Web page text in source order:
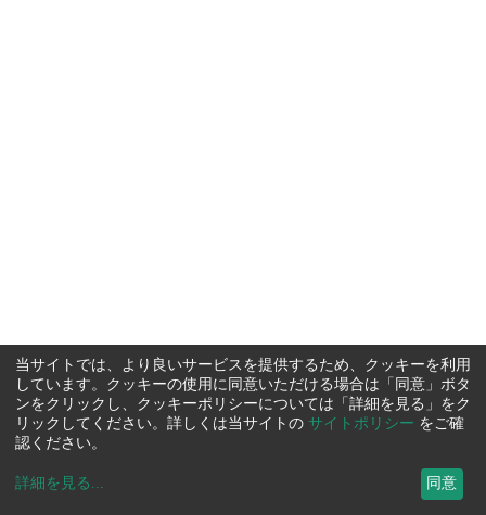
当サイトでは、より良いサービスを提供するため、クッキーを利用
しています。クッキーの使用に同意いただける場合は「同意」ボタ
ンをクリックし、クッキーポリシーについては「詳細を見る」をク
リックしてください。詳しくは当サイトの サイトポリシー をご確
認ください。
詳細を見る ... 同意